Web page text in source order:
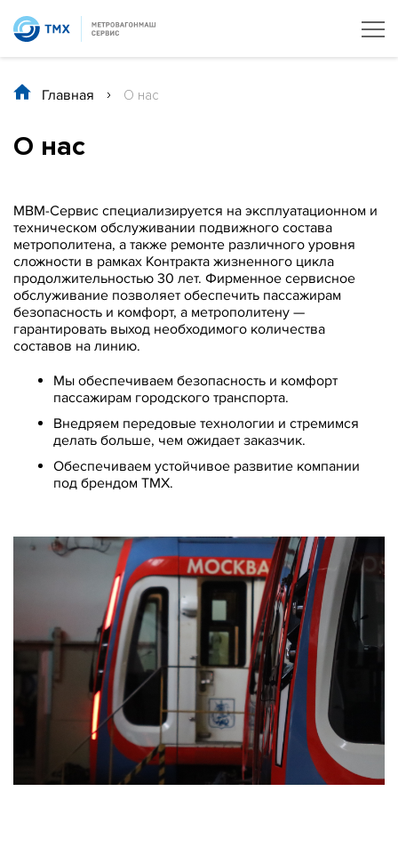
Главная / О нас
О нас
МВМ-Сервис специализируется на эксплуатационном и
техническом обслуживании подвижного состава
метрополитена, а также ремонте различного уровня
сложности в рамках Контракта жизненного цикла
продолжительностью 30 лет. Фирменное сервисное
обслуживание позволяет обеспечить пассажирам
безопасность и комфорт, а метрополитену —
гарантировать выход необходимого количества
составов на линию.
Мы обеспечиваем безопасность и комфорт
пассажирам городского транспорта.
Внедряем передовые технологии и стремимся
делать больше, чем ожидает заказчик.
Обеспечиваем устойчивое развитие компании
под брендом ТМХ.